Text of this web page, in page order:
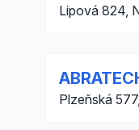
Lipová 824,
Plzeňská